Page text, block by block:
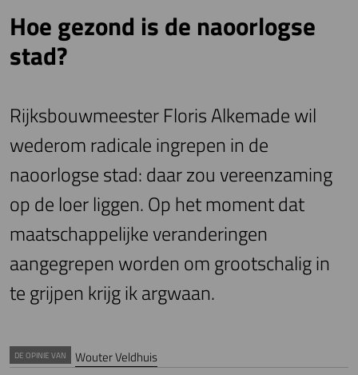
Hoe gezond is de naoorlogse
stad?
Rijksbouwmeester Floris Alkemade wil
wederom radicale ingrepen in de
naoorlogse stad: daar zou vereenzaming
op de loer liggen. Op het moment dat
maatschappelijke veranderingen
aangegrepen worden om grootschalig in
te grijpen krijg ik argwaan.
DE OPINIE VAN Wouter Veldhuis